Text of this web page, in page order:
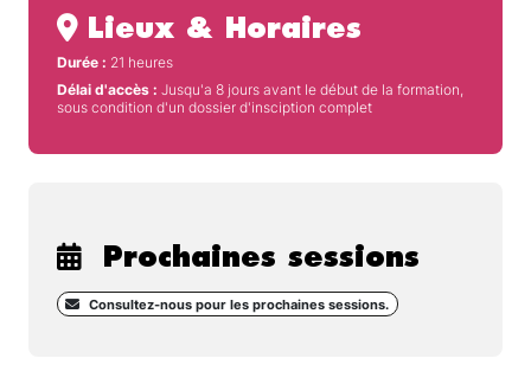
Lieux & Horaires
Durée : 21 heures
Délai d'accès : Jusqu'a 8 jours avant le début de la formation,
sous condition d'un dossier d'insciption complet
Prochaines sessions
Consultez-nous pour les prochaines sessions.